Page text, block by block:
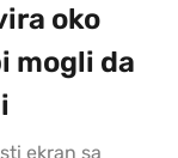
oko
mogli da
ekran sa